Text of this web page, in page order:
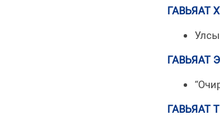
ГАВЬЯАТ
ГАВЬЯАТ
ГАВЬЯАТ